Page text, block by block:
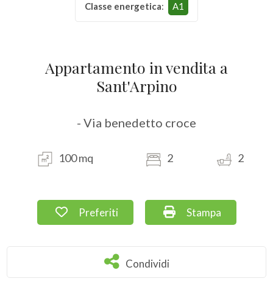
Classe energetica: A1
Appartamento in vendita a
Sant'Arpino
- Via benedetto croce
100 mq 2 2
Preferiti: Cod. 15
Preferiti Stampa: Cod. 15
Stampa
Condividi
Condividi
multiscelta
Commerciali
Terreni